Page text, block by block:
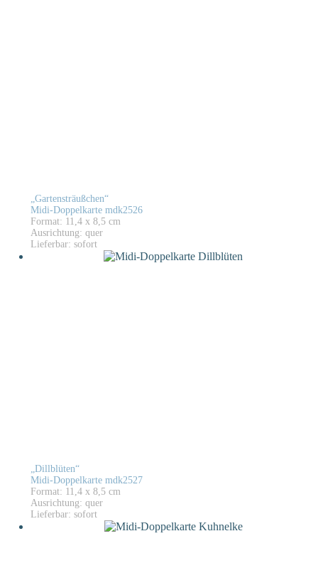
„Gartensträußchen“
Midi-Doppelkarte mdk2526
Format: 11,4 x 8,5 cm
Ausrichtung: quer
Lieferbar: sofort
„Dillblüten“
Midi-Doppelkarte mdk2527
Format: 11,4 x 8,5 cm
Ausrichtung: quer
Lieferbar: sofort